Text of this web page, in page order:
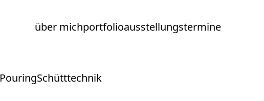
über michportfolioausstellungstermine
PouringSchütttechnik